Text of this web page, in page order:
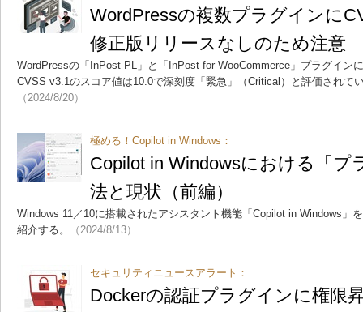
WordPressの複数プラグインに
修正版リリースなしのため注意
WordPressの「InPost PL」と「InPost for WooCommerce」プラグイン
CVSS v3.1のスコア値は10.0で深刻度「緊急」（Critical）と評価されて
（2024/8/20）
極める！Copilot in Windows：
Copilot in Windowsにおける「プ
法と現状（前編）
Windows 11／10に搭載されたアシスタント機能「Copilot in Windows」
紹介する。
（2024/8/13）
セキュリティニュースアラート：
Dockerの認証プラグインに権限